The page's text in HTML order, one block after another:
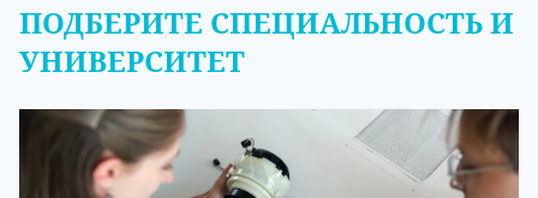
ПОДБЕРИТЕ СПЕЦИАЛЬНОСТЬ И
УНИВЕРСИТЕТ